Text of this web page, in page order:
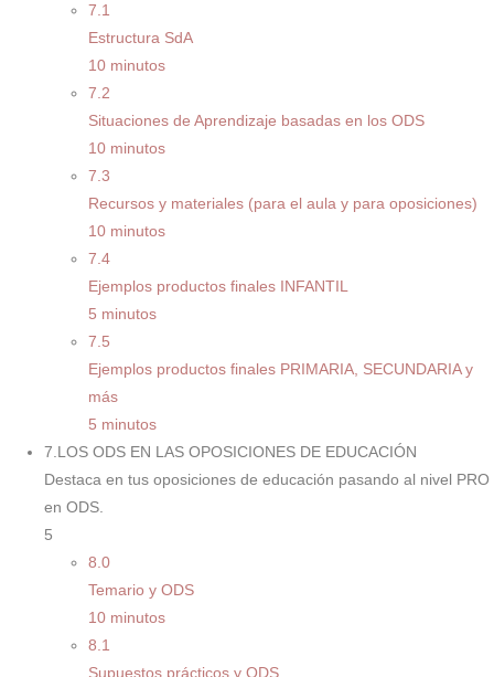
7.1
Estructura SdA
10 minutos
7.2
Situaciones de Aprendizaje basadas en los ODS
10 minutos
7.3
Recursos y materiales (para el aula y para oposiciones)
10 minutos
7.4
Ejemplos productos finales INFANTIL
5 minutos
7.5
Ejemplos productos finales PRIMARIA, SECUNDARIA y
más
5 minutos
7.LOS ODS EN LAS OPOSICIONES DE EDUCACIÓN
Destaca en tus oposiciones de educación pasando al nivel PRO
en ODS.
5
8.0
Temario y ODS
10 minutos
8.1
Supuestos prácticos y ODS